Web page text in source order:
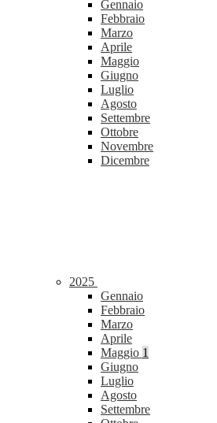
Gennaio
Febbraio
Marzo
Aprile
Maggio
Giugno
Luglio
Agosto
Settembre
Ottobre
Novembre
Dicembre
2025
Gennaio
Febbraio
Marzo
Aprile
Maggio 1
Giugno
Luglio
Agosto
Settembre